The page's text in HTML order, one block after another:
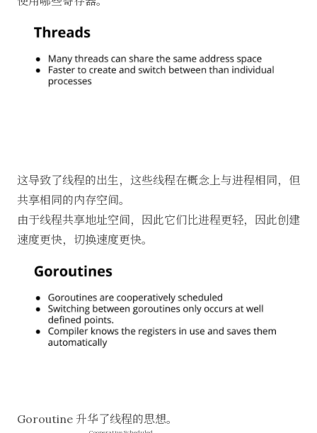
这导致了线程的出生，这些线程在概念上与进程相同，但
共享相同的内存空间。
由于线程共享地址空间，因此它们比进程更轻，因此创建
速度更快，切换速度更快。
Goroutine 升华了线程的思想。